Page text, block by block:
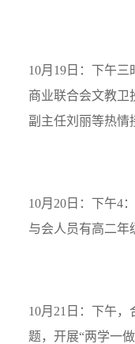
10月 19 日：下午
商业联合会文教卫
副主任刘丽等热情
10月 20 日：下午4：
与会人员有高二年
10月 21 日：下午，
题，开展“两学一